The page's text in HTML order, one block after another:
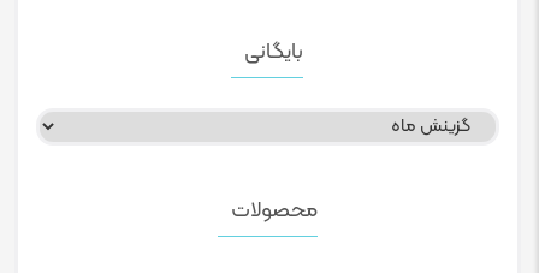
بایگانی
بایگانی
محصولات